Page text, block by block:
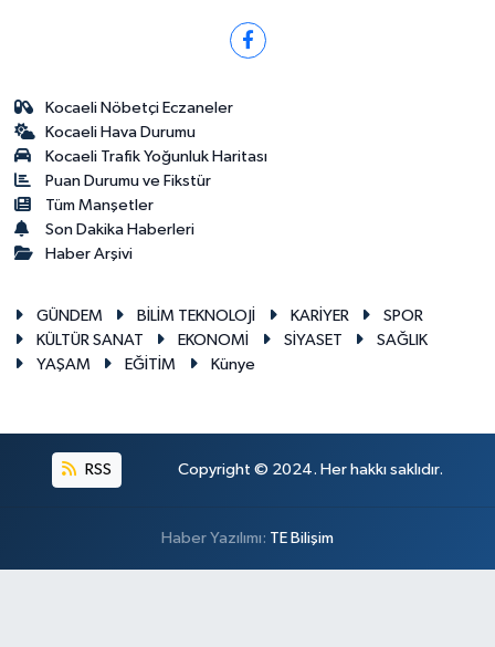
Kocaeli Nöbetçi Eczaneler
Kocaeli Hava Durumu
Kocaeli Trafik Yoğunluk Haritası
Puan Durumu ve Fikstür
Tüm Manşetler
Son Dakika Haberleri
Haber Arşivi
GÜNDEM BİLİM TEKNOLOJİ KARİYER
SPOR
KÜLTÜR SANAT
EKONOMİ SİYASET
SAĞLIK
YAŞAM
EĞİTİM Künye
RSS Copyright © 2024. Her hakkı saklıdır.
Haber Yazılımı: TE Bilişim